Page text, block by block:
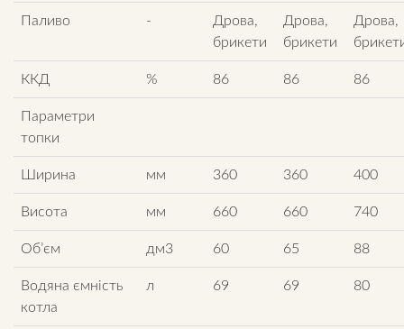
Паливо -
Дрова,
брикети
Дрова,
брикети
Дрова,
ККД % 86 86 86
Параметри
топки
Ширина мм 360 360 400
Висота мм 660 660 740
Об’єм дм3 60 65 88
Водяна ємність
котла
л 69 69 80